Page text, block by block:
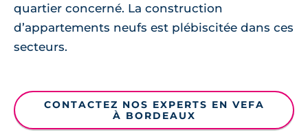
quartier concerné. La construction
d’appartements neufs est plébiscitée dans ces
secteurs.
CONTACTEZ NOS EXPERTS EN VEFA
À BORDEAUX